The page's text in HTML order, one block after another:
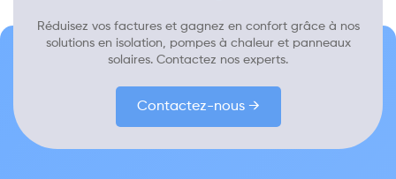
Réduisez vos factures et gagnez en confort grâce à nos
solutions en isolation, pompes à chaleur et panneaux
solaires. Contactez nos experts.
Contactez-nous →